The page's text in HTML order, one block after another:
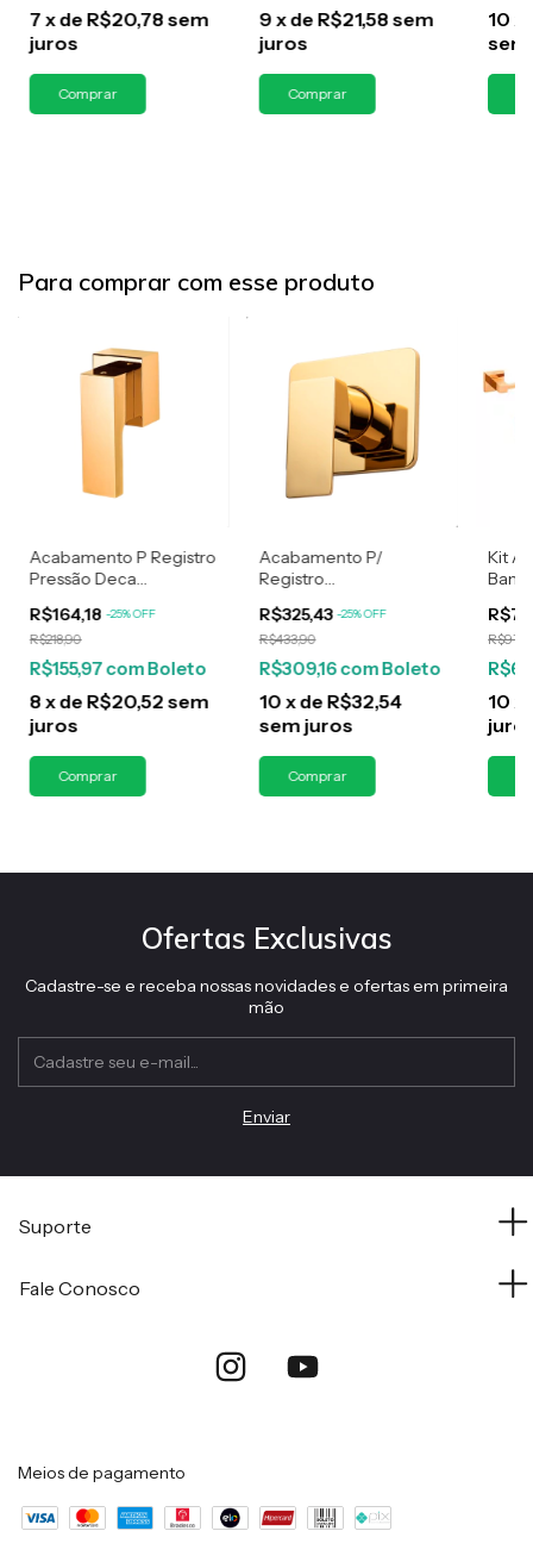
7 xde R$20,78 sem
juros
9 xde R$21,58 sem
juros
10 x
Para comprar com esse produto
Acabamento P Registro
Pressão Deca
Dourado
R$164,18 -25%OFF
R$218,90
R$155,97comBoleto
8 xde R$20,52 sem
juros
Acabamento P/
Registro
Docol Dourado Gold
R$325,43 -25%OFF
R$433,90
R$309,16comBoleto
10 xde R$32,54
sem juros
Kit
10 x
Ofertas Exclusivas
Cadastre-se e receba nossas novidades e ofertas em primeira
mão
Suporte
Fale Conosco
Meios de pagamento